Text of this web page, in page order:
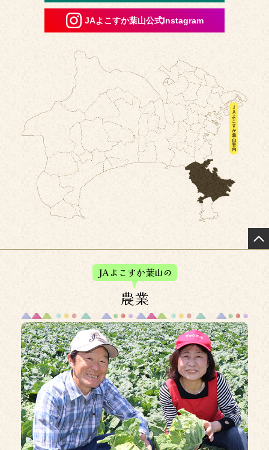
「ＪＡよこすか葉山 組合員感謝の集い」開催のお知らせ
（募集：６月２２日～）
6月15日（月）より2026サマーキャンペーン定期貯金が始
2026年5月19日
株式配当金領収証の店頭での取扱停止について
2026年5月19日
定額小為証書・振替払出証書の取扱終了について
2026年4月28日
金融犯罪に対する注意および補償対応のお知らせについて
信用事業諸手数料の改定について
2026年3月30日
システム更改に伴うサービス一時休止のお知らせについて
2026年3月13日
投信・国債窓販に関する約款の一部改正について
2026年3月5日
JAネットバンク利用規定の一部改正について
2026年3月3日
JAよこすか葉山公式Instagram
JAよこすか葉山の
農業